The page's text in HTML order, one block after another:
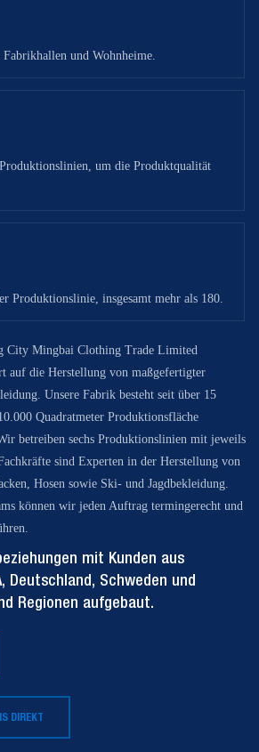
und Wohnheime.
um die Produktqualität
Produktionslinie, insgesamt mehr als 180.
City Mingbai Clothing Trade Limited
auf die Herstellung von maßgefertigter
Unsere Fabrik besteht seit über 15
Quadratmeter Produktionsfläche
betreiben sechs Produktionslinien mit jeweils
sind Experten in der Herstellung von
Hosen sowie Ski- und Jagdbekleidung.
können wir jeden Auftrag termingerecht und
mit Kunden aus
Deutschland, Schweden und
Regionen aufgebaut.
DIREKT